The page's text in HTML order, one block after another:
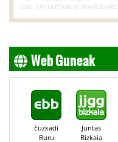
Web Guneak
Euzkadi
Buru
Juntas
Bizkaia